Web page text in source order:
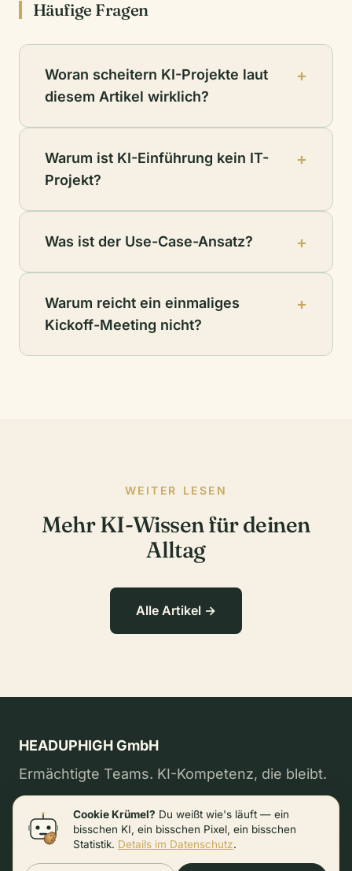
Häufige Fragen
Woran scheitern KI-Projekte laut
diesem Artikel wirklich?
Warum ist KI-Einführung kein IT-
Projekt?
Was ist der Use-Case-Ansatz?
Warum reicht ein einmaliges
Kickoff-Meeting nicht?
WEITER LESEN
Mehr KI-Wissen für deinen
Alltag
Alle Artikel →
Cookie Krümel? Du weißt wie's läuft — ein
bisschen KI, ein bisschen Pixel, ein bisschen
Statistik. Details im Datenschutz.
HEADUPHIGH GmbH
Ermächtigte Teams. KI-Kompetenz, die bleibt.
Online-Schulung buchenBlogPodcastFAQ